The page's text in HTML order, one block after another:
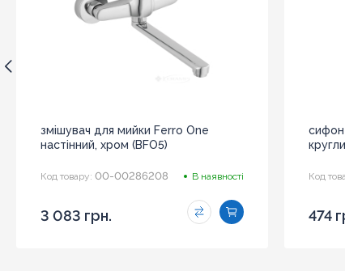
змішувач для мийки Ferro One
настінний, хром (BFO5)
Код товару: 00-00286208 В наявності
3 083 грн.
сифон
Код
474